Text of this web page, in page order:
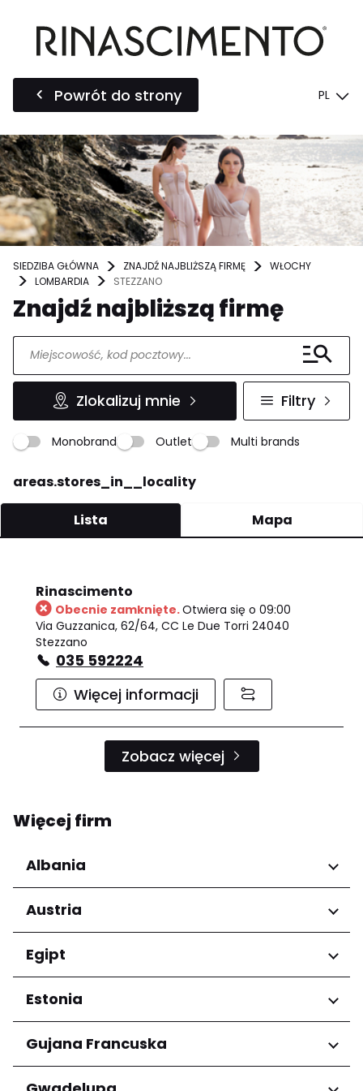
Powrót do strony PL
SIEDZIBA GŁÓWNA ZNAJDŹ NAJBLIŻSZĄ FIRMĘ
WŁOCHY
LOMBARDIA
STEZZANO
Znajdź najbliższą firmę
Zlokalizuj mnie Filtry
Monobrand Outlet Multi brands
areas.stores_in__locality
Lista Mapa
Rinascimento
Obecnie zamknięte.Otwiera się o 09:00
Via Guzzanica, 62/64, CC Le Due Torri 24040
Stezzano
035 592224
Więcej informacji
Zobacz więcej
Więcej firm
Albania
Regiony
Qarku i Tiranës
Austria
Regiony
Niederösterreich
Salzburg
Wien
Egipt
Regiony
Kair
Estonia
Regiony
Harju maakond
Gujana Francuska
Regiony